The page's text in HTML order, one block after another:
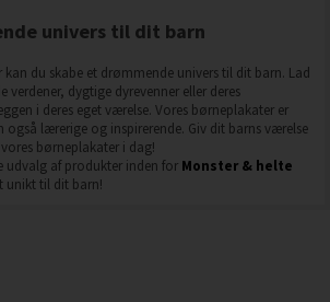
univers til dit barn
kan du skabe et drømmende univers til dit barn. Lad
verdener, dygtige dyrevenner eller deres
i deres eget værelse. Vores børneplakater er
også lærerige og inspirerende. Giv dit barns værelse
børneplakater i dag!
udvalg af produkter inden for Monster & helte
unikt til dit barn!